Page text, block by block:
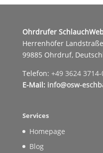
Ohrdrufer
Herrenhöfer
99885 Ohrdruf,
Telefon: +49 3624 3714-
E-Mail: info@osw-
Services
Homepage
Blog